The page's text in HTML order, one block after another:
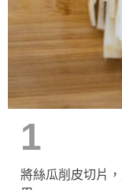
1
將絲瓜削皮切片